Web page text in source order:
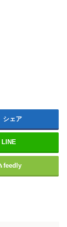
シェア
LINE
feedly